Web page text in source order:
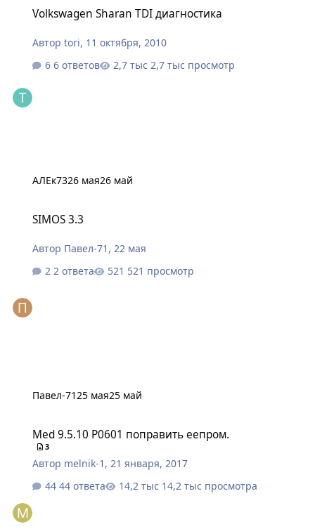
Volkswagen Sharan TDI диагностика
Авторtori, 11 октября, 2010
6 ответов
2,7 тыс просмотр
АЛЕк7326 мая26 май
SIMOS 3.3
Автор Павел-71 ,22 мая
2 ответа
521 просмотр
Павел-7125 мая25 май
Med 9.5.10 P0601 поправить еепром.
3
Автор melnik-1 ,21 января, 2017
44 ответа
14,2 тыс просмотра